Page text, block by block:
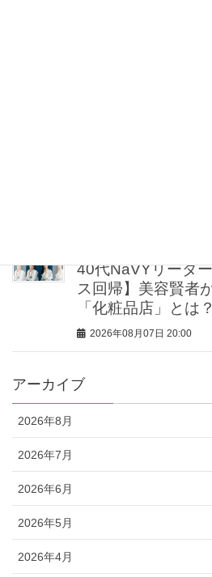
40代NaVYリーダ
ス回帰】美容賢者
「化粧品店」とは？
2026年08月07日 20:00
アーカイブ
2026年8月
2026年7月
2026年6月
2026年5月
2026年4月